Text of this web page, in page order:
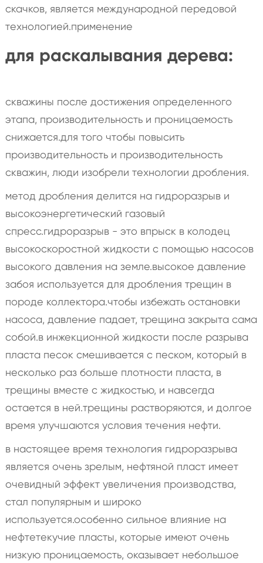
скачков, является международной передовой
технологией.применение
для раскалывания дерева:
скважины после достижения определенного
этапа, производительность и проницаемость
снижается.для того чтобы повысить
производительность и производительность
скважин, люди изобрели технологии дробления.
метод дробления делится на гидроразрыв и
высокоэнергетический газовый
спресс.гидроразрыв - это впрыск в колодец
высокоскоростной жидкости с помощью насосов
высокого давления на земле.высокое давление
забоя используется для дробления трещин в
породе коллектора.чтобы избежать остановки
насоса, давление падает, трещина закрыта сама
собой.в инжекционной жидкости после разрыва
пласта песок смешивается с песком, который в
несколько раз больше плотности пласта, в
трещины вместе с жидкостью, и навсегда
остается в ней.трещины растворяются, и долгое
время улучшаются условия течения нефти.
в настоящее время технология гидроразрыва
является очень зрелым, нефтяной пласт имеет
очевидный эффект увеличения производства,
стал популярным и широко
используется.особенно сильное влияние на
нефтетекучие пласты, которые имеют очень
низкую проницаемость, оказывает небольшое